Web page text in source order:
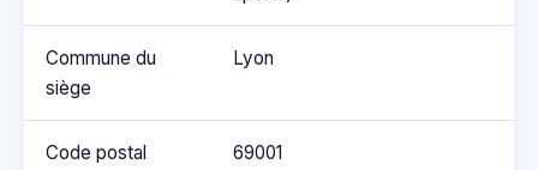
Commune du
siège
Lyon
Code postal 69001